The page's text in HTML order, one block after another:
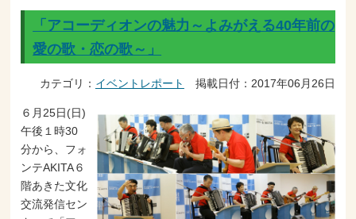
「アコーディオンの魅力～よみがえる40年前の
愛の歌・恋の歌～」
カテゴリ： イベントレポート 掲載日付：2017年06月26日
６月25日(日)
午後１時30
分から、フォ
ンテAKITA６
階あきた文化
交流発信セン